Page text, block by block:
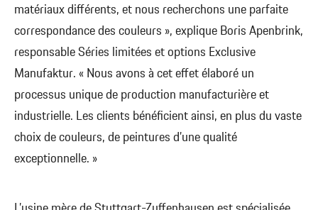
matériaux différents, et nous recherchons une parfaite
correspondance des couleurs », explique Boris Apenbrink,
responsable Séries limitées et options Exclusive
Manufaktur. « Nous avons à cet effet élaboré un
processus unique de production manufacturière et
industrielle. Les clients bénéficient ainsi, en plus du vaste
choix de couleurs, de peintures d’une qualité
exceptionnelle. »